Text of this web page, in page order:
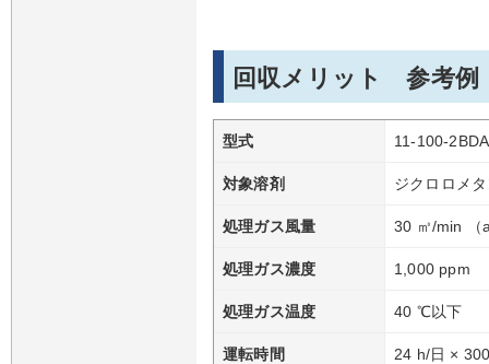
回収メリット 参考例
型式 11-100-2BDA
対象溶剤 ジクロロメ
処理ガス風量 30 ㎥/min
処理ガス濃度 1,000 ppm
処理ガス温度 40 ℃以下
運転時間 24 h/日 ×